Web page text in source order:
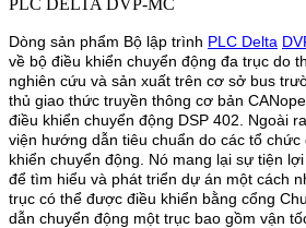
PLC DELTA DVP-MC
Dòng sản phẩm Bộ lập trình PLC Delta
về bộ điều khiển chuyển động đa trục do
nghiên cứu và sản xuất trên cơ sở bus
thủ giao thức truyền thông cơ bản
điều khiển chuyển động DSP 402. Ngoài
viện hướng dẫn tiêu chuẩn do các tổ chức
khiển chuyển động. Nó mang lại sự tiện
để tìm hiểu và phát triển dự án một cách
trục có thể được điều khiển bằng cổng
dẫn chuyển động một trục bao gồm vận